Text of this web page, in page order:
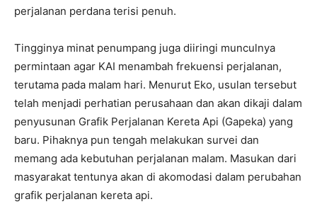
perjalanan perdana terisi penuh.
Tingginya minat penumpang juga diiringi munculnya
permintaan agar KAI menambah frekuensi perjalanan,
terutama pada malam hari. Menurut Eko, usulan tersebut
telah menjadi perhatian perusahaan dan akan dikaji dalam
penyusunan Grafik Perjalanan Kereta Api (Gapeka) yang
baru. Pihaknya pun tengah melakukan survei dan
memang ada kebutuhan perjalanan malam. Masukan dari
masyarakat tentunya akan di akomodasi dalam perubahan
grafik perjalanan kereta api.